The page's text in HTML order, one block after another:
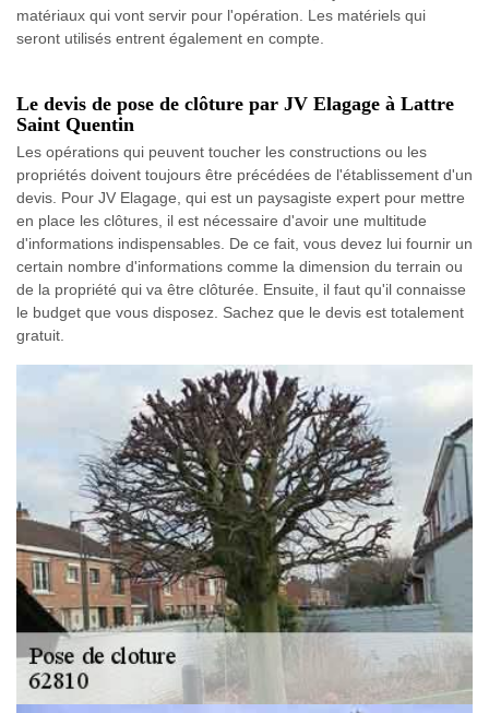
matériaux qui vont servir pour l'opération. Les matériels qui
seront utilisés entrent également en compte.
Le devis de pose de clôture par JV Elagage à Lattre
Saint Quentin
Les opérations qui peuvent toucher les constructions ou les
propriétés doivent toujours être précédées de l'établissement d'un
devis. Pour JV Elagage, qui est un paysagiste expert pour mettre
en place les clôtures, il est nécessaire d'avoir une multitude
d'informations indispensables. De ce fait, vous devez lui fournir un
certain nombre d'informations comme la dimension du terrain ou
de la propriété qui va être clôturée. Ensuite, il faut qu'il connaisse
le budget que vous disposez. Sachez que le devis est totalement
gratuit.